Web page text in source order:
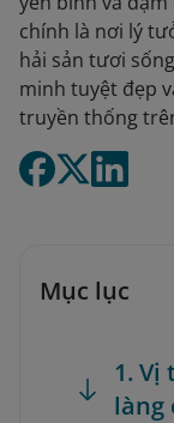
chính là nơi lý
hải sản tươi
minh tuyệt đẹp
truyền thống
Mục lục
1. Vị
làng